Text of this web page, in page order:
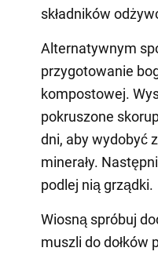
składników
Alternatywnym
przygotowanie
kompostowej.
pokruszone
dni, aby wydobyć
minerały.
podlej nią grządki.
Wiosną spróbuj
muszli do dołków